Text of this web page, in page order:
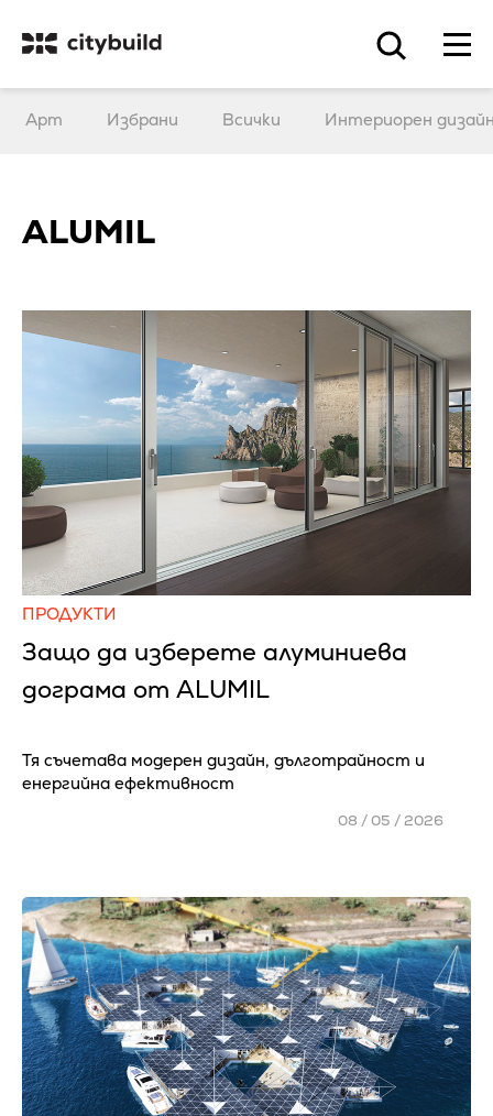
Арт Избрани Всички Интериорен
ALUMIL
ПРОДУКТИ
Защо да изберете алуминиева
дограма от ALUMIL
Тя съчетава модерен дизайн, дълготрайност и
енергийна ефективност
08 / 05 / 2026